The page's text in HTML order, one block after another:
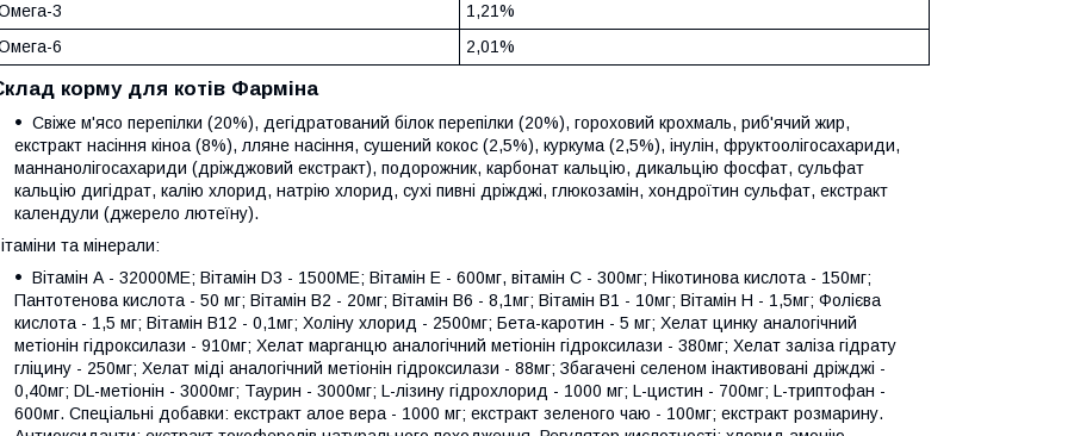
3
1,21%
6
2,01%
корму для котів Фарміна
Свіже м'ясо перепілки (20%), дегідратований білок перепілки (20%), гороховий крохмаль, риб'ячий жир,
екстракт насіння кіноа (8%), лляне насіння, сушений кокос (2,5%), куркума (2,5%), інулін, фруктоолігосахариди,
маннанолігосахариди (дріжджовий екстракт), подорожник, карбонат кальцію, дикальцію фосфат, сульфат
кальцію дигідрат, калію хлорид, натрію хлорид, сухі пивні дріжджі, глюкозамін, хондроїтин сульфат, екстракт
календули (джерело лютеїну).
та мінерали:
Вітамін А - 32000МЕ; Вітамін D3 - 1500МЕ; Вітамін Е - 600мг, вітамін С - 300мг; Нікотинова кислота - 150мг;
Пантотенова кислота - 50 мг; Вітамін В2 - 20мг; Вітамін В6 - 8,1мг; Вітамін В1 - 10мг; Вітамін Н - 1,5мг; Фолієва
кислота - 1,5 мг; Вітамін В12 - 0,1мг; Холіну хлорид - 2500мг; Бета-каротин - 5 мг; Хелат цинку аналогічний
метіонін гідроксилази - 910мг; Хелат марганцю аналогічний метіонін гідроксилази - 380мг; Хелат заліза гідрату
гліцину - 250мг; Хелат міді аналогічний метіонін гідроксилази - 88мг; Збагачені селеном інактивовані дріжджі -
0,40мг; DL-метіонін - 3000мг; Таурин - 3000мг; L-лізину гідрохлорид - 1000 мг; L-цистин - 700мг; L-триптофан -
600мг. Спеціальні добавки: екстракт алое вера - 1000 мг; екстракт зеленого чаю - 100мг; екстракт розмарину.